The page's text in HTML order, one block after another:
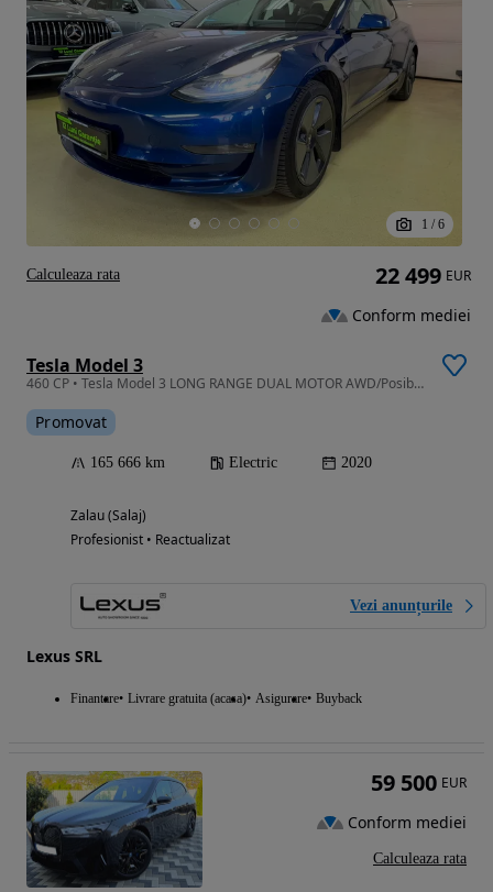
1 / 6
Tesla Model 3
460 CP • Tesla Model 3 LONG RANGE DUAL MOTOR AWD/Posibilitate finantare
Promovat
165 666 km Electric 2020
Zalau (Salaj)
Profesionist • Reactualizat
Vezi anunțurile
Lexus SRL
Finantare Livrare gratuita (acasa) Asigurare Buyback
22 499 EUR
Conform mediei
Calculeaza rata
59 500 EUR
Conform mediei
Calculeaza rata